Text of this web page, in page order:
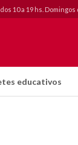
educativos
10 a 19 hs. Domingos